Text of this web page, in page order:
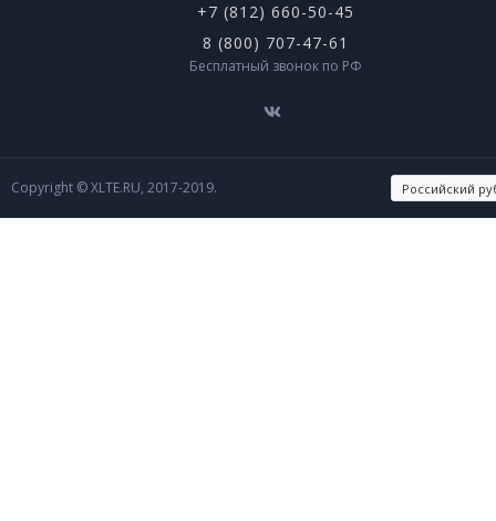
+7 (812) 660-50-45
8 (800) 707-47-61
Бесплатный звонок по РФ
Copyright © XLTE.RU, 2017-2019.